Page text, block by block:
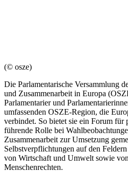
(© osze)
Die Parlamentarische Versammlung
und Zusammenarbeit in Europa
Parlamentarier und
umfassenden OSZE-Region, die
verbindet. So bietet sie ein Forum
führende Rolle bei
Zusammenarbeit zur Umsetzung
Selbstverpflichtungen auf den
von Wirtschaft und Umwelt sowie
Menschenrechten.